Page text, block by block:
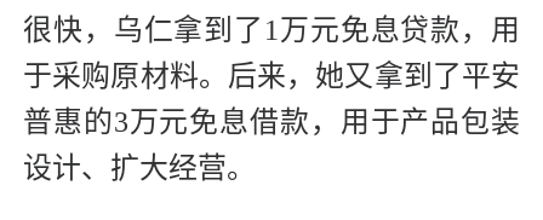
很快，乌仁拿到了1万元免息贷款，用
于采购原材料。后来，她又拿到了平安
普惠的3万元免息借款，用于产品包装
设计、扩大经营。